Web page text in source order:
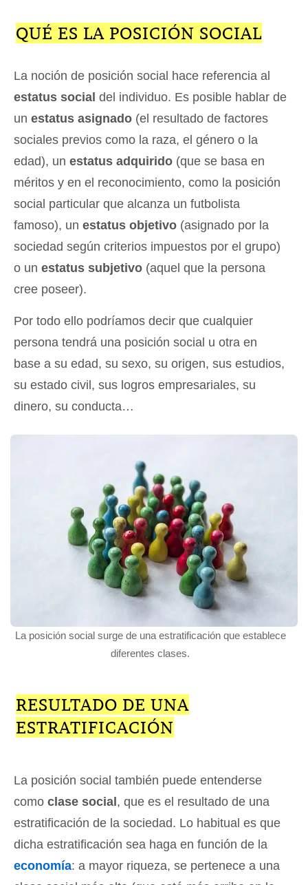
QUÉ ES LA POSICIÓN SOCIAL
La noción de posición social hace referencia al
estatus social del individuo. Es posible hablar de
un estatus asignado (el resultado de factores
sociales previos como la raza, el género o la
edad), un estatus adquirido (que se basa en
méritos y en el reconocimiento, como la posición
social particular que alcanza un futbolista
famoso), un estatus objetivo (asignado por la
sociedad según criterios impuestos por el grupo)
o un estatus subjetivo (aquel que la persona
cree poseer).
Por todo ello podríamos decir que cualquier
persona tendrá una posición social u otra en
base a su edad, su sexo, su origen, sus estudios,
su estado civil, sus logros empresariales, su
dinero, su conducta…
La posición social surge de una estratificación que establece
diferentes clases.
RESULTADO DE UNA
ESTRATIFICACIÓN
La posición social también puede entenderse
como clase social, que es el resultado de una
estratificación de la sociedad. Lo habitual es que
dicha estratificación sea haga en función de la
economía: a mayor riqueza, se pertenece a una